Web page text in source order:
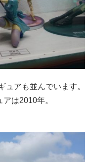
ュアも並んでいます。
は2010年。